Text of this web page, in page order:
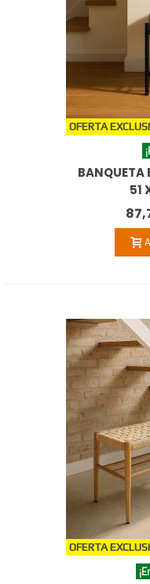
OFERTA
BANQUETA
51
OFERTA